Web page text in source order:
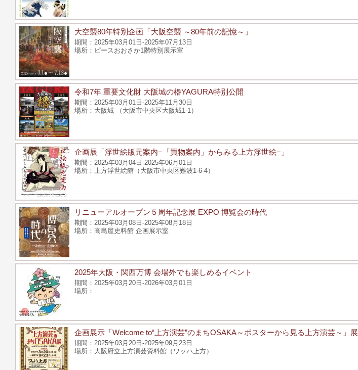
大空襲80年特別企画「大阪空襲 ～80年前の記憶～」
2025年03月01日-2025年07月13日
ピースおおさか1階特別展示室
令和7年 重要文化財 大阪城の櫓YAGURA特別公開
2025年03月01日-2025年11月30日
大阪城 （大阪市中央区大阪城1-1）
企画展「浮世絵版元案内−「買物案内」からみる上方浮世絵−」
2025年03月04日-2025年06月01日
上方浮世絵館（大阪市中央区難波1-6-4）
リニューアルオープン５周年記念展 EXPO 博覧会の時代
2025年03月08日-2025年08月18日
高島屋史料館 企画展示室
2025年大阪・関西万博 会場外でも楽しめるイベント
2025年03月20日-2026年03月01日
企画展示「Welcome to“上方演芸”のまちOSAKA～ポスターから見る上方演芸～」展
2025年03月20日-2025年09月23日
大阪府立上方演芸資料館（ワッハ上方）